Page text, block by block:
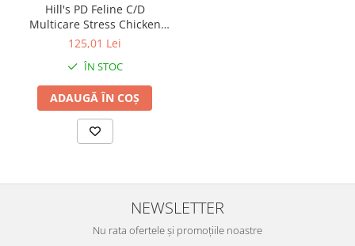
Hill's PD Feline C/D
Multicare Stress Chicken
1.5 kg
125,01 Lei
ÎN STOC
ADAUGĂ ÎN COȘ
NEWSLETTER
Nu rata ofertele și promoțiile noastre